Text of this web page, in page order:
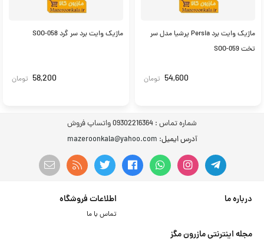
ماژیک وایت برد Persia پرشیا مدل سر
تخت SOO-059
54,600 تومان
ماژیک وایت برد سر گرد SOO-058
58,200 تومان
شماره تماس : 09302216364 واتساپ فروش
آدرس ایمیل: mazeroonkala@yahoo.com
درباره ما اطلاعات فروشگاه
تماس با ما
مجله اینترنتی مازرون مگز